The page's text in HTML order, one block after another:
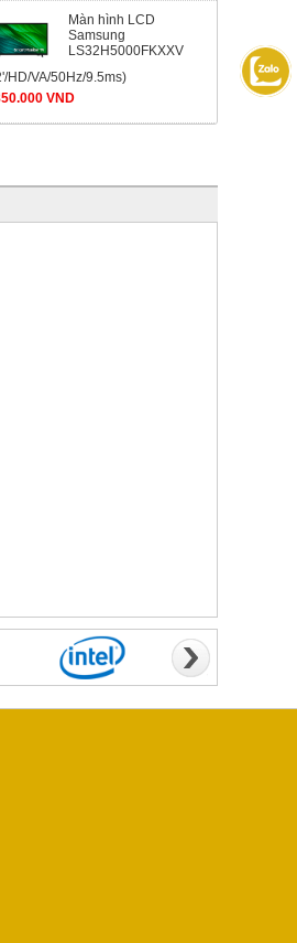
Màn hình LCD
Samsung
LS32H5000FKXXV
HD/VA/50Hz/9.5ms)
VND